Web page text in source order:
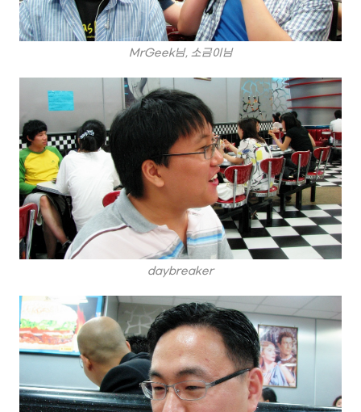
MrGeek님, 소금이님
daybreaker